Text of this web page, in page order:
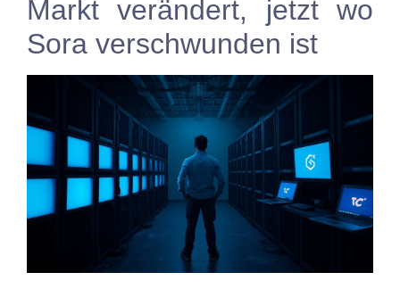
Markt verändert, jetzt wo
Sora verschwunden ist